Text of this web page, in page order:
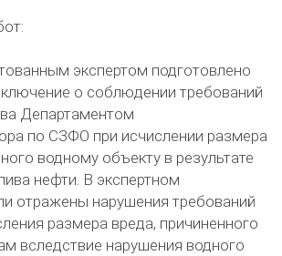
экспертом подготовлено
о соблюдении требований
Департаментом
по СЗФО при исчислении размера
водному объекту в результате
нефти. В экспертном
отражены нарушения требований
размера вреда, причиненного
вследствие нарушения водного